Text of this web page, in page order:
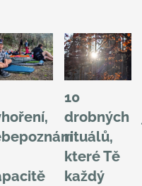
10
drobných
rituálů,
které Tě
každý